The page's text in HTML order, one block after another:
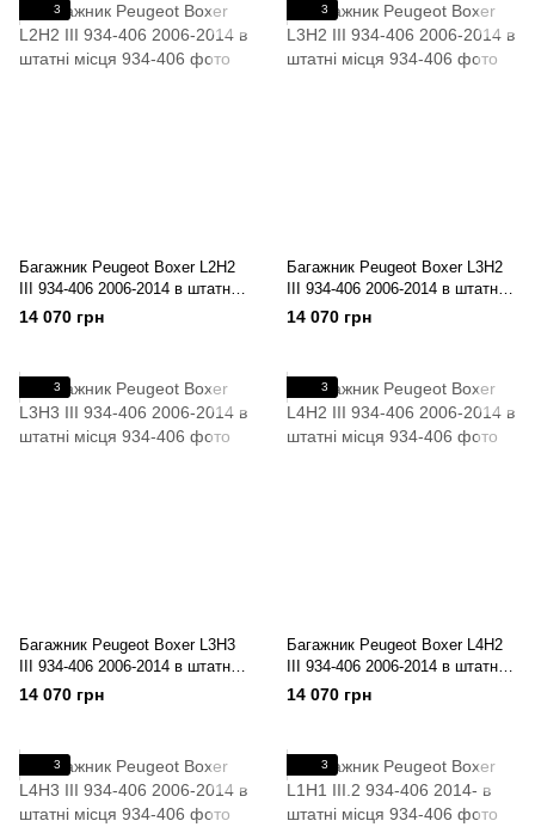
3
Багажник Peugeot Boxer L2H2
III 934-406 2006-2014 в штатні
місця
14 070 грн
3
Багажник Peugeot Boxer L3H2
III 934-406 2006-2014 в штатні
місця
14 070 грн
3
Багажник Peugeot Boxer L3H3
III 934-406 2006-2014 в штатні
місця
14 070 грн
3
Багажник Peugeot Boxer L4H2
III 934-406 2006-2014 в штатні
місця
14 070 грн
3 3